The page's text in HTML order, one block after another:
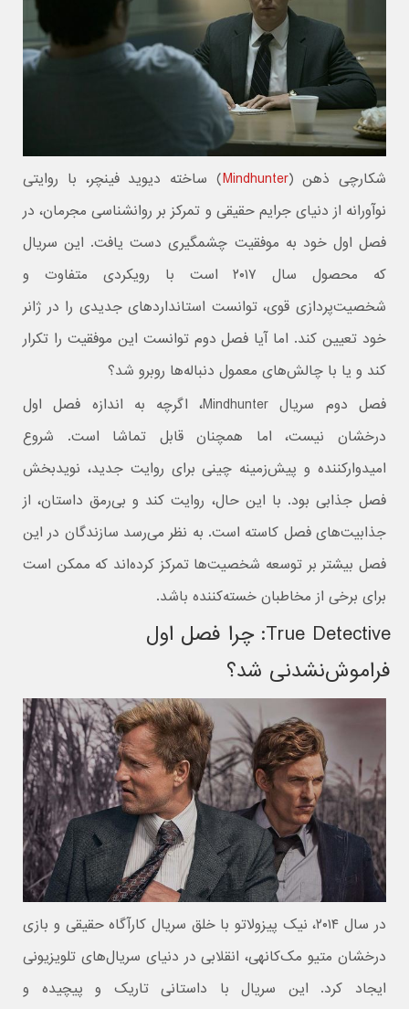
شکارچی ذهن (Mindhunter) ساخته‌ دیوید فینچر، با روایتی
نوآورانه از دنیای جرایم حقیقی و تمرکز بر روانشناسی مجرمان، در
فصل اول خود به موفقیت چشمگیری دست یافت. این سریال
که محصول سال ۲۰۱۷ است با رویکردی متفاوت و
شخصیت‌پردازی قوی، توانست استانداردهای جدیدی را در ژانر
خود تعیین کند. اما آیا فصل دوم توانست این موفقیت را تکرار
کند و یا با چالش‌های معمول دنباله‌ها روبرو شد؟
فصل دوم سریال Mindhunter، اگرچه به اندازه فصل اول
درخشان نیست، اما همچنان قابل تماشا است. شروع
امیدوارکننده و پیش‌زمینه چینی برای روایت جدید، نویدبخش
فصل جذابی بود. با این حال، روایت کند و بی‌رمق داستان، از
جذابیت‌های فصل کاسته است. به نظر می‌رسد سازندگان در این
فصل بیشتر بر توسعه شخصیت‌ها تمرکز کرده‌اند که ممکن است
برای برخی از مخاطبان خسته‌کننده باشد.
True Detective: چرا فصل اول
فراموش‌نشدنی شد؟
در سال ۲۰۱۴، نیک پیزولاتو با خلق سریال کارآگاه حقیقی و بازی
درخشان متیو مک‌کانهی، انقلابی در دنیای سریال‌های تلویزیونی
ایجاد کرد. این سریال با داستانی تاریک و پیچیده و